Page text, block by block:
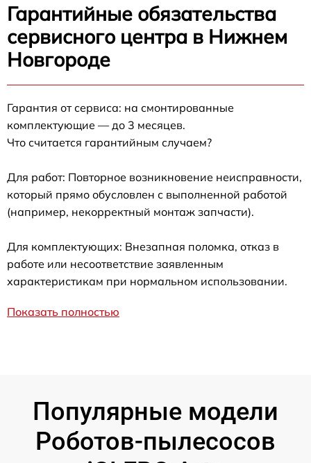
Гарантийные обязательства
сервисного центра в Нижнем
Новгороде
Гарантия от сервиса: на смонтированные
комплектующие — до 3 месяцев.
Что считается гарантийным случаем?
Для работ: Повторное возникновение неисправности,
который прямо обусловлен с выполненной работой
(например, некорректный монтаж запчасти).
Для комплектующих: Внезапная поломка, отказ в
работе или несоответствие заявленным
характеристикам при нормальном использовании.
Показать полностью
Популярные модели
Роботов-пылесосов